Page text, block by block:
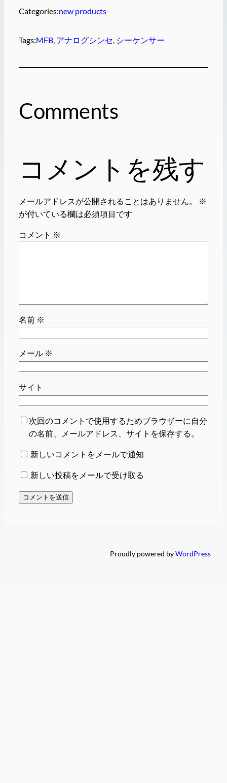
Categories:new products
Tags:MFB, アナログシンセ, シーケンサー
Comments
コメントを残す
メールアドレスが公開されることはありません。
※
が付いている欄は必須項目です
コメント ※
名前 ※
メール ※
サイト
次回のコメントで使用するためブラウザーに自分
の名前、メールアドレス、サイトを保存する。
新しいコメントをメールで通知
新しい投稿をメールで受け取る
Proudly powered byWordPress